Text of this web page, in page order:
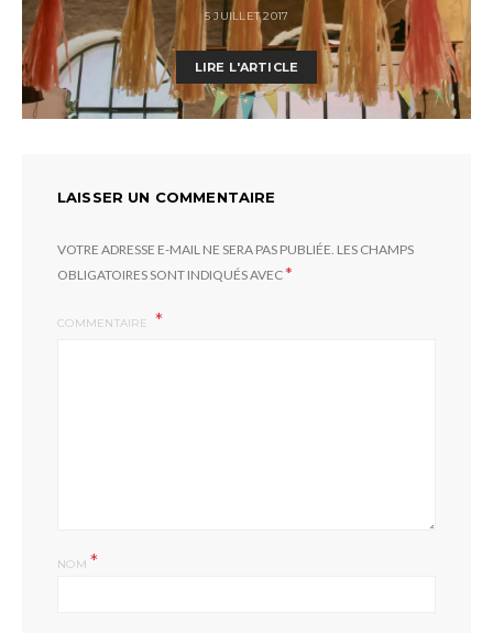
5 JUILLET 2017
LIRE L'ARTICLE
LAISSER UN COMMENTAIRE
VOTRE ADRESSE E-MAIL NE SERA PAS PUBLIÉE. LES CHAMPS
OBLIGATOIRES SONT INDIQUÉS AVEC*
COMMENTAIRE
NOM *